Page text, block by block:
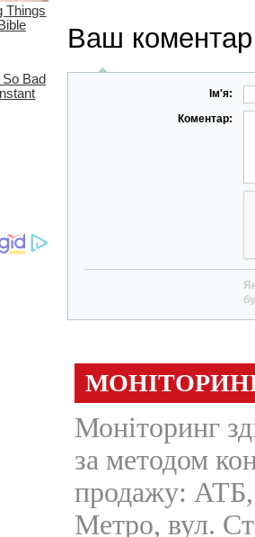
Ваш коментар
Ім'я:
Коментар: